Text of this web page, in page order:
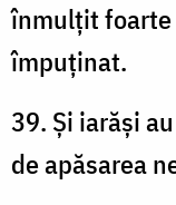
înmulțit foarte
împuținat.
39. Și iarăși
de apăsarea